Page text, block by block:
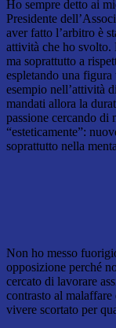
Ho sempre detto ai
Presidente
aver fatto l’arbitro è
attività che ho svolto.
ma soprattutto a
espletando una figura
esempio nell’attività
mandati allora la
passione cercando di
“esteticamente”:
soprattutto nella
Non ho messo
opposizione perché
cercato di lavorare
contrasto al
vivere scortato per